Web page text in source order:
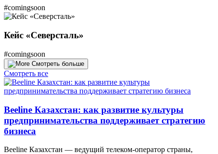
#comingsoon
Кейс «Северсталь»
#comingsoon
Смотреть больше
Смотреть все
Beeline Казахстан: как развитие культуры
предпринимательства поддерживает стратегию
бизнеса
Beeline Казахстан — ведущий телеком-оператор страны,